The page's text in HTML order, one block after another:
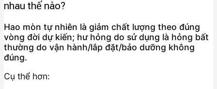
nhau thế nào?
Hao mòn tự nhiên là giảm chất lượng theo đúng
vòng đời dự kiến; hư hỏng do sử dụng là hỏng bất
thường do vận hành/lắp đặt/bảo dưỡng không
đúng.
Cụ thể hơn: